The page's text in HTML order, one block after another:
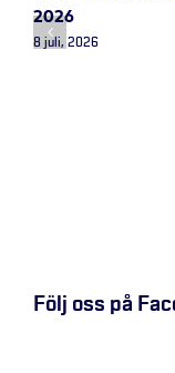
2026
8 juli, 2026
Följ oss på